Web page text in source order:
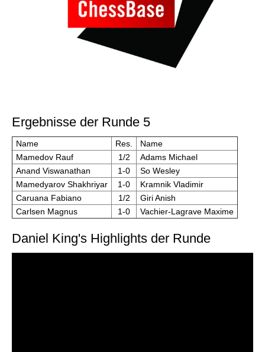
Ergebnisse der Runde 5
Name Res.
Name
Mamedov Rauf
1/2
Adams Michael
Anand Viswanathan
1-0
So Wesley
Mamedyarov Shakhriyar
1-0
Kramnik Vladimir
Caruana Fabiano
1/2
Giri Anish
Carlsen Magnus
1-0 Vachier-Lagrave Maxime
Daniel King's Highlights der Runde